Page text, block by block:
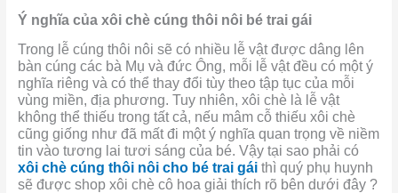
Ý nghĩa của xôi chè cúng thôi nôi bé trai gái
Trong lễ cúng thôi nôi sẽ có nhiều lễ vật được dâng lên
bàn cúng các bà Mụ và đức Ông, mỗi lễ vật đều có một ý
nghĩa riêng và có thể thay đổi tùy theo tập tục của mỗi
vùng miền, địa phương. Tuy nhiên, xôi chè là lễ vật
không thể thiếu trong tất cả, nếu mâm cỗ thiếu xôi chè
cũng giống như đã mất đi một ý nghĩa quan trọng về niềm
tin vào tương lai tươi sáng của bé. Vậy tại sao phải có
xôi chè cúng thôi nôi cho bé trai gáithì quý phụ huynh
sẽ được shop xôi chè cô hoa giải thích rõ bên dưới đây ?